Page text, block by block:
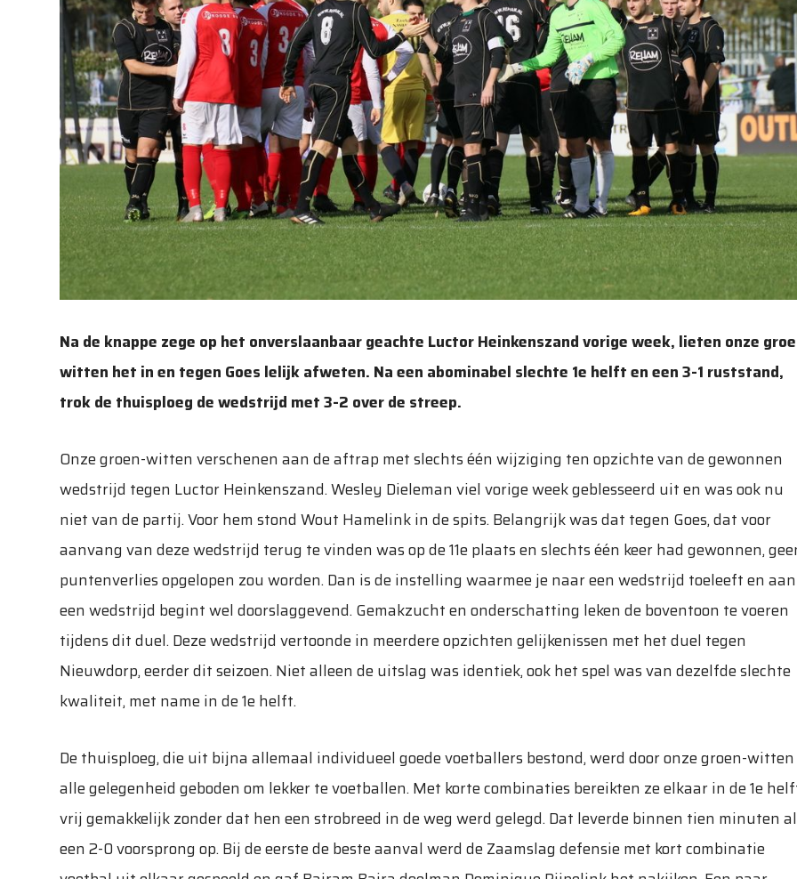
Na de knappe zege op het onverslaanbaar geachte Luctor Heinkenszand vorige week, lieten onze
witten het in en tegen Goes lelijk afweten. Na een abominabel slechte 1e helft en een 3-1 ruststand,
trok de thuisploeg de wedstrijd met 3-2 over de streep.
Onze groen-witten verschenen aan de aftrap met slechts één wijziging ten opzichte van de gewonnen
wedstrijd tegen Luctor Heinkenszand. Wesley Dieleman viel vorige week geblesseerd uit en was ook nu
niet van de partij. Voor hem stond Wout Hamelink in de spits. Belangrijk was dat tegen Goes, dat voor
aanvang van deze wedstrijd terug te vinden was op de 11e plaats en slechts één keer had gewonnen,
puntenverlies opgelopen zou worden. Dan is de instelling waarmee je naar een wedstrijd toeleeft en aan
een wedstrijd begint wel doorslaggevend. Gemakzucht en onderschatting leken de boventoon te voeren
tijdens dit duel. Deze wedstrijd vertoonde in meerdere opzichten gelijkenissen met het duel tegen
Nieuwdorp, eerder dit seizoen. Niet alleen de uitslag was identiek, ook het spel was van dezelfde slechte
kwaliteit, met name in de 1e helft.
De thuisploeg, die uit bijna allemaal individueel goede voetballers bestond, werd door onze groen-witten
alle gelegenheid geboden om lekker te voetballen. Met korte combinaties bereikten ze elkaar in de 1e
vrij gemakkelijk zonder dat hen een strobreed in de weg werd gelegd. Dat leverde binnen tien minuten al
een 2-0 voorsprong op. Bij de eerste de beste aanval werd de Zaamslag defensie met kort combinatie